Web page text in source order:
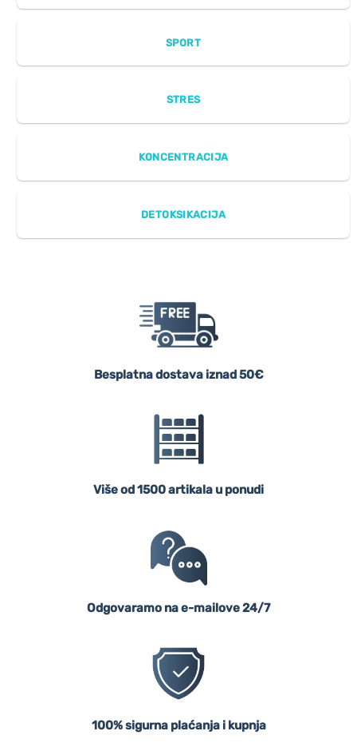
SPORT
STRES
KONCENTRACIJA
DETOKSIKACIJA
Besplatna dostava iznad 50€
Više od 1500 artikala u ponudi
Odgovaramo na e-mailove 24/7
100% sigurna plaćanja i kupnja